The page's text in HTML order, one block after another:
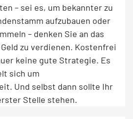
– sei es, um bekannter zu
aufzubauen oder
– denken Sie an das
zu verdienen. Kostenfrei
keine gute Strategie. Es
sich um
Und selbst dann sollte Ihr
Stelle stehen.